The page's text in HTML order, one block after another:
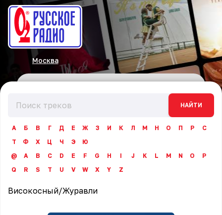
Москва
НАЙТИ
А Б В Г Д Е Ж З И К Л М Н О П Р
С
Т
Ф Х Ц Ч Э
Ю
@
A B C D E F G H I J K L M N O
P
Q
R S T U V W X Y Z
Високосный/Журавли